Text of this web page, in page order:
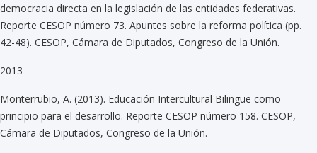
democracia directa en la legislación de las entidades federativas.
Reporte CESOP número 73. Apuntes sobre la reforma política (pp.
42-48). CESOP, Cámara de Diputados, Congreso de la Unión.
2013
Monterrubio, A. (2013). Educación Intercultural Bilingüe como
principio para el desarrollo. Reporte CESOP número 158. CESOP,
Cámara de Diputados, Congreso de la Unión.